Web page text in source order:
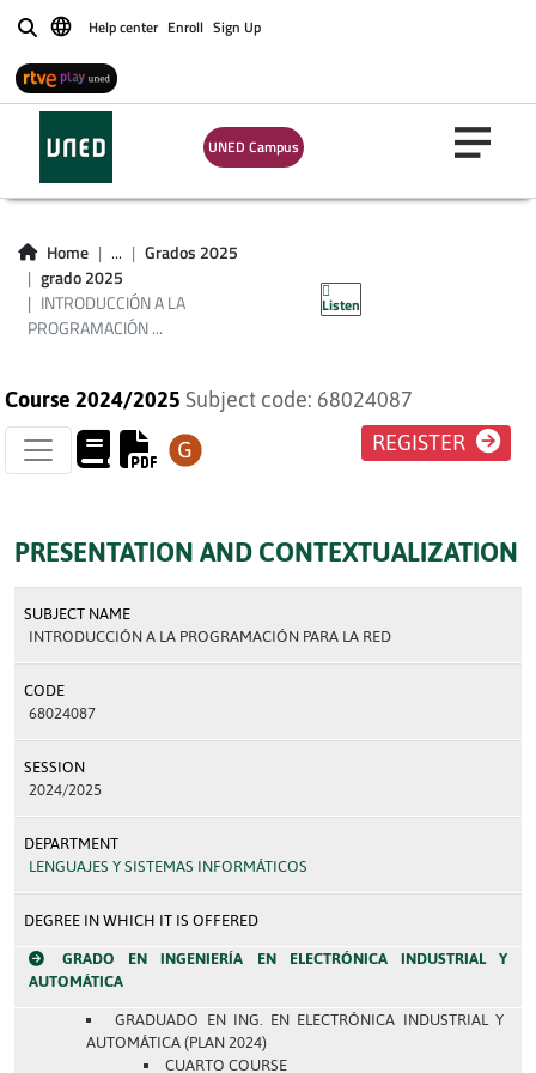
BuscarHelp center Enroll Sign Up
UNED Campus
Home ...
Grados 2025
grado 2025
INTRODUCCIÓN A LA
PROGRAMACIÓN ...
Listen
INTRODUCCIÓN A
LA PROGRAMACIÓN
PARA LA RED
Course 2024/2025 Subject code: 68024087
REGISTER
PRESENTATION AND CONTEXTUALIZATION
SUBJECT NAME
INTRODUCCIÓN A LA PROGRAMACIÓN PARA LA RED
CODE
68024087
SESSION
2024/2025
DEPARTMENT
LENGUAJES Y SISTEMAS INFORMÁTICOS
DEGREE IN WHICH IT IS OFFERED
GRADO EN INGENIERÍA EN ELECTRÓNICA INDUSTRIAL Y
AUTOMÁTICA
GRADUADO EN ING. EN ELECTRÓNICA INDUSTRIAL Y
AUTOMÁTICA (PLAN 2024)
CUARTO COURSE